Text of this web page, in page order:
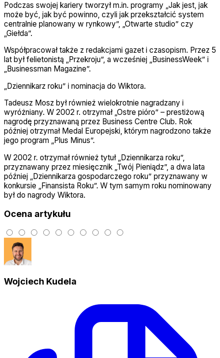
Podczas swojej kariery tworzył m.in. programy „Jak jest, jak
może być, jak być powinno, czyli jak przekształcić system
centralnie planowany w rynkowy”, „Otwarte studio” czy
„Giełda”.
Współpracował także z redakcjami gazet i czasopism. Przez 5
lat był felietonistą „Przekroju”, a wcześniej „BusinessWeek” i
„Businessman Magazine”.
„Dziennikarz roku” i nominacja do Wiktora.
Tadeusz Mosz był również wielokrotnie nagradzany i
wyróżniany. W 2002 r. otrzymał „Ostre pióro” – prestiżową
nagrodę przyznawaną przez Business Centre Club. Rok
później otrzymał Medal Europejski, którym nagrodzono także
jego program „Plus Minus”.
W 2002 r. otrzymał również tytuł „Dziennikarza roku”,
przyznawany przez miesięcznik „Twój Pieniądz”, a dwa lata
później „Dziennikarza gospodarczego roku” przyznawany w
konkursie „Finansista Roku”. W tym samym roku nominowany
był do nagrody Wiktora.
Ocena artykułu
Wojciech Kudela